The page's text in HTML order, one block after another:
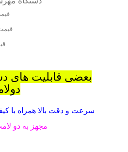
بعضی قابلیت های
سرعت و دقت بالا همراه با
مجهز به دو